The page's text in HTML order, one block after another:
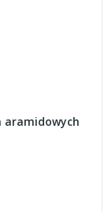
aramidowych